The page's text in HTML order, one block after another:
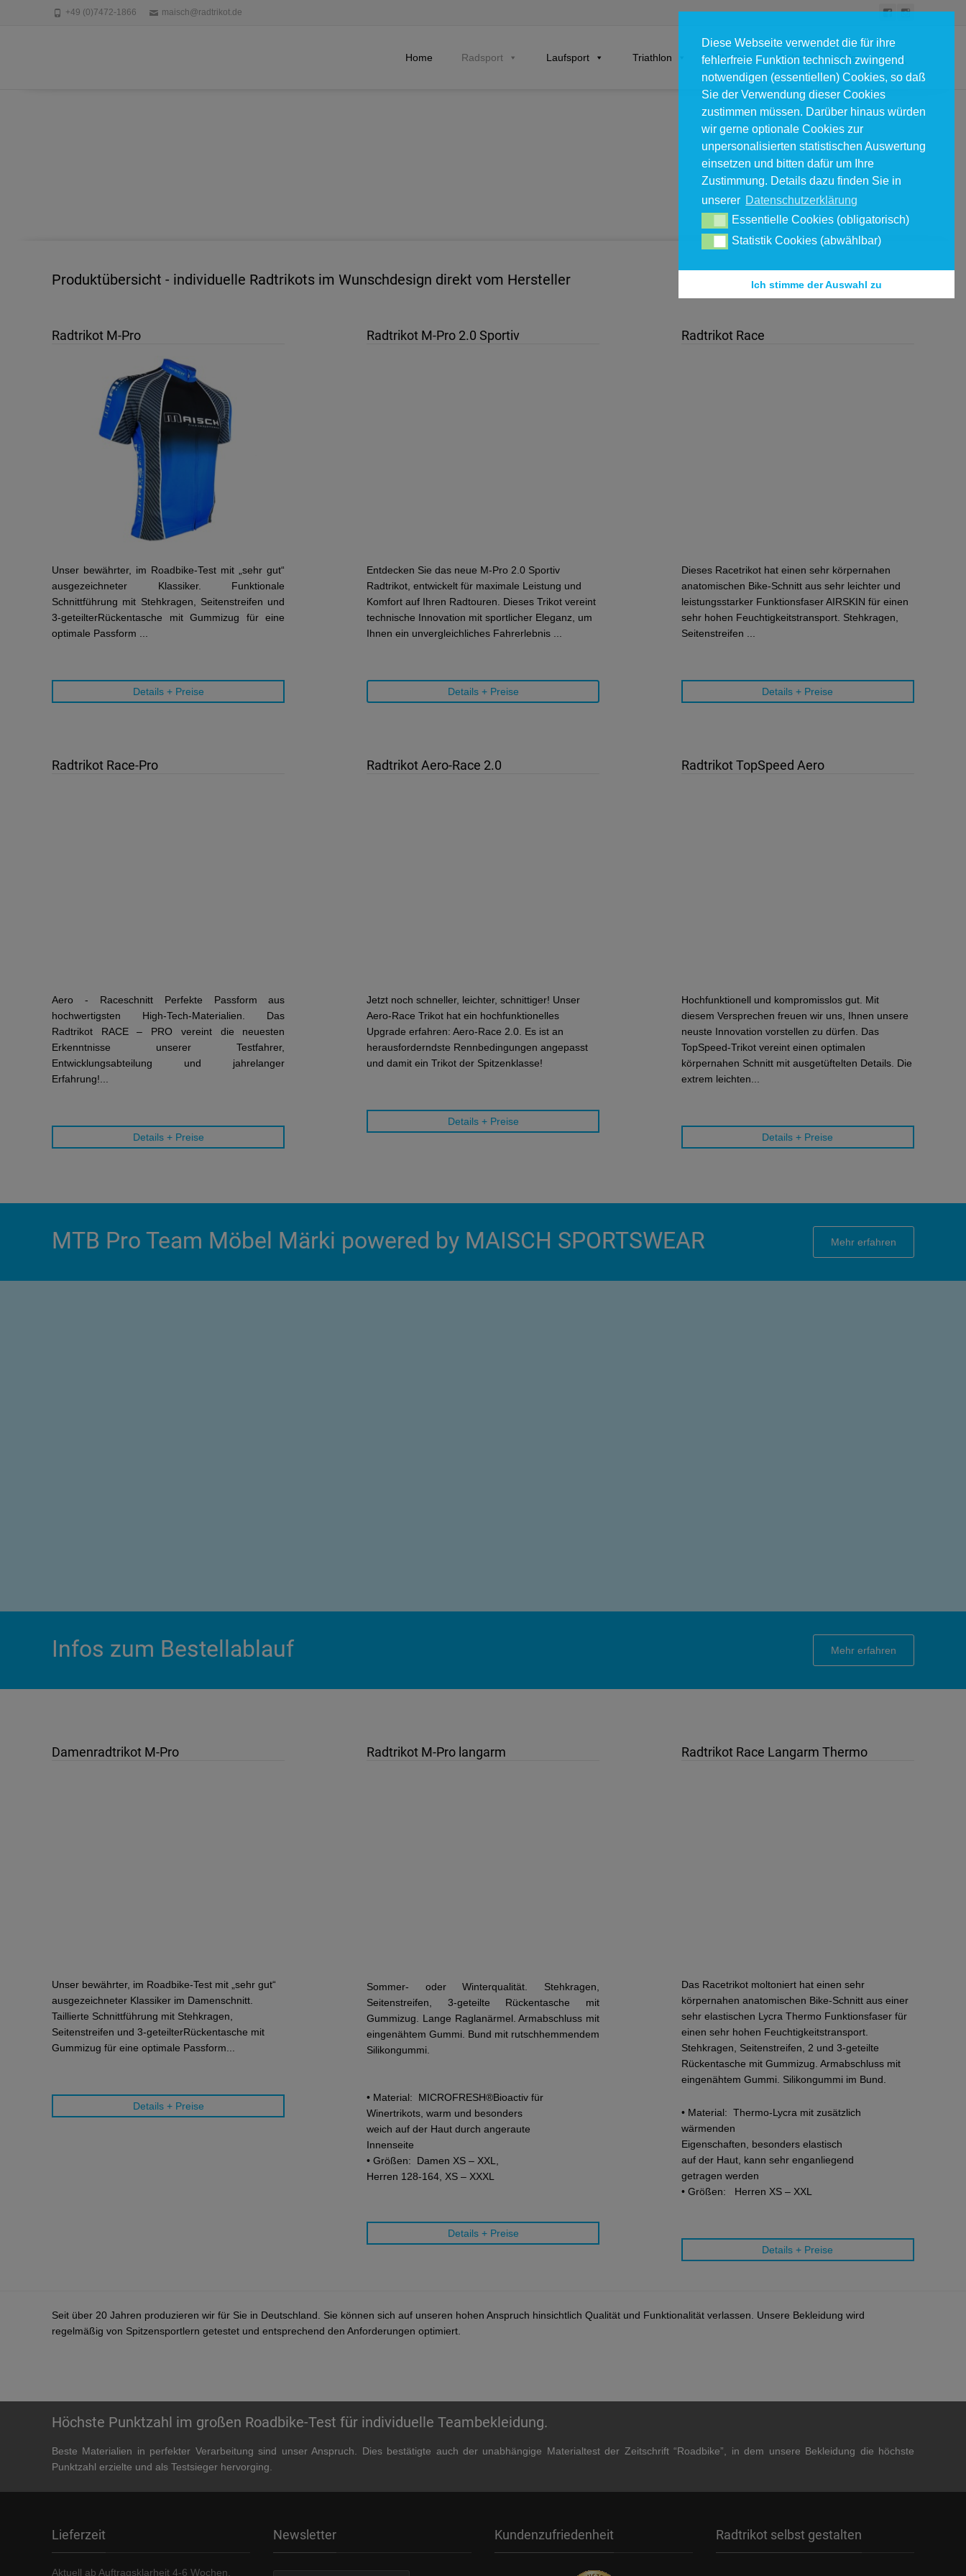
Diese Webseite verwendet die für ihre
fehlerfreie Funktion technisch zwingend
notwendigen (essentiellen) Cookies, so daß
Sie der Verwendung dieser Cookies
zustimmen müssen. Darüber hinaus würden
wir gerne optionale Cookies zur
unpersonalisierten statistischen Auswertung
einsetzen und bitten dafür um Ihre
Zustimmung. Details dazu finden Sie in
unserer Datenschutzerklärung
Essentielle Cookies (obligatorisch)
Statistik Cookies (abwählbar)
Ich stimme der Auswahl zu
+49 (0)7472-1866 maisch@radtrikot.de
Home Radsport Laufsport Triathlon Skating Galerie Info
Search
Produktübersicht - individuelle Radtrikots im Wunschdesign direkt vom Hersteller
Radtrikot M-Pro
Unser bewährter, im Roadbike-Test mit „sehr gut“
ausgezeichneter Klassiker. Funktionale
Schnittführung mit Stehkragen, Seitenstreifen und
3-geteilterRückentasche mit Gummizug für eine
optimale Passform ...
Details + Preise
Radtrikot M-Pro 2.0 Sportiv
Entdecken Sie das neue M-Pro 2.0 Sportiv
Radtrikot, entwickelt für maximale Leistung und
Komfort auf Ihren Radtouren. Dieses Trikot vereint
technische Innovation mit sportlicher Eleganz, um
Ihnen ein unvergleichliches Fahrerlebnis ...
Details + Preise
Radtrikot Race
Dieses Racetrikot hat einen sehr körpernahen
anatomischen Bike-Schnitt aus sehr leichter und
leistungsstarker Funktionsfaser AIRSKIN für einen
sehr hohen Feuchtigkeitstransport. Stehkragen,
Seitenstreifen ...
Details + Preise
Radtrikot Race-Pro
Aero - Raceschnitt Perfekte Passform aus
hochwertigsten High-Tech-Materialien. Das
Radtrikot RACE – PRO vereint die neuesten
Erkenntnisse unserer Testfahrer,
Entwicklungsabteilung und jahrelanger
Erfahrung!...
Details + Preise
Radtrikot Aero-Race 2.0
Jetzt noch schneller, leichter, schnittiger! Unser
Aero-Race Trikot hat ein hochfunktionelles
Upgrade erfahren: Aero-Race 2.0. Es ist an
herausforderndste Rennbedingungen angepasst
und damit ein Trikot der Spitzenklasse!
Details + Preise
Radtrikot TopSpeed Aero
Hochfunktionell und kompromisslos gut. Mit
diesem Versprechen freuen wir uns, Ihnen unsere
neuste Innovation vorstellen zu dürfen. Das
TopSpeed-Trikot vereint einen optimalen
körpernahen Schnitt mit ausgetüftelten Details. Die
extrem leichten...
Details + Preise
MTB Pro Team Möbel Märki powered by MAISCH SPORTSWEAR Mehr erfahren
Infos zum Bestellablauf Mehr erfahren
Damenradtrikot M-Pro
Unser bewährter, im Roadbike-Test mit „sehr gut“
ausgezeichneter Klassiker im Damenschnitt.
Taillierte Schnittführung mit Stehkragen,
Seitenstreifen und 3-geteilterRückentasche mit
Gummizug für eine optimale Passform...
Details + Preise
Radtrikot M-Pro langarm
Sommer- oder Winterqualität. Stehkragen,
Seitenstreifen, 3-geteilte Rückentasche mit
Gummizug. Lange Raglanärmel. Armabschluss mit
eingenähtem Gummi. Bund mit rutschhemmendem
Silikongummi.
• Material: MICROFRESH®Bioactiv für
Winertrikots, warm und besonders
weich auf der Haut durch angeraute
Innenseite
• Größen: Damen XS – XXL,
Herren 128-164, XS – XXXL
Details + Preise
Radtrikot Race Langarm Thermo
Das Racetrikot moltoniert hat einen sehr
körpernahen anatomischen Bike-Schnitt aus einer
sehr elastischen Lycra Thermo Funktionsfaser für
einen sehr hohen Feuchtigkeitstransport.
Stehkragen, Seitenstreifen, 2 und 3-geteilte
Rückentasche mit Gummizug. Armabschluss mit
eingenähtem Gummi. Silikongummi im Bund.
• Material: Thermo-Lycra mit zusätzlich
wärmenden
Eigenschaften, besonders elastisch
auf der Haut, kann sehr enganliegend
getragen werden
• Größen: Herren XS – XXL
Details + Preise
Seit über 20 Jahren produzieren wir für Sie in Deutschland. Sie können sich auf unseren hohen Anspruch hinsichtlich Qualität und Funktionalität verlassen. Unsere Bekleidung wird
regelmäßig von Spitzensportlern getestet und entsprechend den Anforderungen optimiert.
Höchste Punktzahl im großen Roadbike-Test für individuelle Teambekleidung.
Beste Materialien in perfekter Verarbeitung sind unser Anspruch. Dies bestätigte auch der unabhängige Materialtest der Zeitschrift “Roadbike”, in dem unsere Bekleidung die höchste
Punktzahl erzielte und als Testsieger hervorging.
Lieferzeit
Aktuell ab Auftragsklarheit 4-6 Wochen.
Newsletter Kundenzufriedenheit Radtrikot selbst gestalten